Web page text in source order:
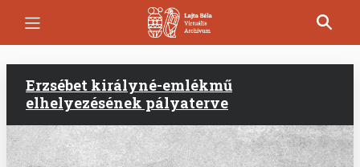
Erzsébet királyné-emlékmű
elhelyezésének pályaterve